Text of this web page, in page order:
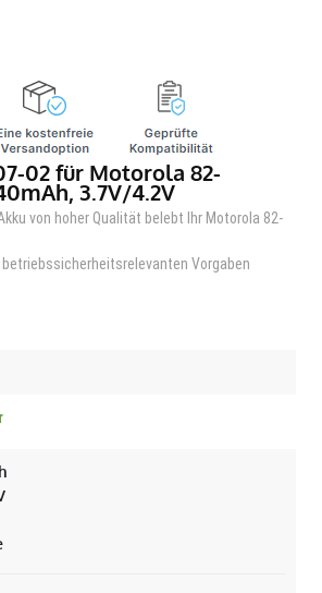
02 für Motorola 82-
3.7V/4.2V
von hoher Qualität belebt Ihr Motorola 82-
betriebssicherheitsrelevanten Vorgaben